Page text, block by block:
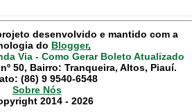
desenvolvido e mantido com a
do Blogger.
Via - Como Gerar Boleto Atualizado
50, Bairro: Tranqueira, Altos, Piauí.
(86) 9 9540-6548
Sobre Nós
2014 - 2026